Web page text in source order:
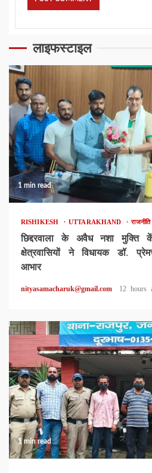
लाइफस्टाइल
1 min read
RISHIKESH UTTARAKHAND राजनीति
छिद्दरवाला के अवैध नशा मुक्ति
क्षेत्रवासियों ने विधायक डॉ.
आभार
nityasamacharuk@gmail.com 12 hours
1 min read